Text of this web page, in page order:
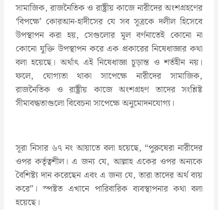
সামাজিক, রাজনৈতিক ও রাষ্ট্রীয় কাজে নারীদের অংশগ্রহণের
‘বিপক্ষে’ কোরআন-হাদীসের যে সব সূত্রকে দলীল হিসেবে
উপস্থাপন করা হয়, সেগুলোর মূল বর্ণনাতেই কোনো না
কোনো যুক্তি উপস্থাপন করে এক প্রকারের নিষেধাজ্ঞার কথা
বলা হয়েছে। অর্থাৎ এই নিষেধাজ্ঞা চূড়ান্ত ও শর্তহীন নয়।
ফলে, যোগ্যতা থাকা সাপেক্ষে নারীদের সামাজিক,
রাজনৈতিক ও রাষ্ট্রীয় কাজে অংশগ্রহণ তাদের সংশ্লিষ্ট
সীমাবদ্ধতাগুলো বিবেচনা সাপেক্ষে অনুমোদনযোগ্য।
সূরা নিসার ৬৭ নং আয়াতে বলা হয়েছে, “পুরুষেরা নারীদের
ওপর কর্তৃত্বশীল। এ জন্য যে, আল্লাহ একের ওপর অন্যকে
বৈশিষ্ট্য দান করেছেন এবং এ জন্য যে, তারা তাদের অর্থ ব্যয়
করে”। স্পষ্টত এখানে পারিবারিক ব্যবস্থাপনার কথা বলা
হয়েছে।